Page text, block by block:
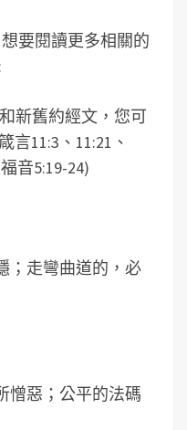
要閱讀更多相關的
新舊約經文，您可
言11:3、11:21、
音5:19-24)
；走彎曲道的，必
憎惡；公平的法碼